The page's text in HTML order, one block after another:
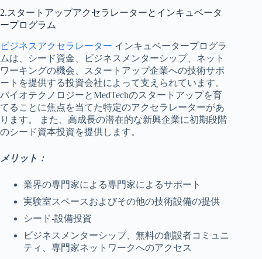
2.スタートアップアクセラレーターとインキュベータ
ープログラム
ビジネスアクセラレーター インキュベータープログラ
ムは、シード資金、ビジネスメンターシップ、ネット
ワーキングの機会、スタートアップ企業への技術サポ
ートを提供する投資会社によって支えられています。
バイオテクノロジーとMedTechのスタートアップを育
てることに焦点を当てた特定のアクセラレーターがあ
ります。 また、高成長の潜在的な新興企業に初期段階
のシード資本投資を提供します。
メリット：
業界の専門家による専門家によるサポート
実験室スペースおよびその他の技術設備の提供
シード-設備投資
ビジネスメンターシップ、無料の創設者コミュニ
ティ、専門家ネットワークへのアクセス